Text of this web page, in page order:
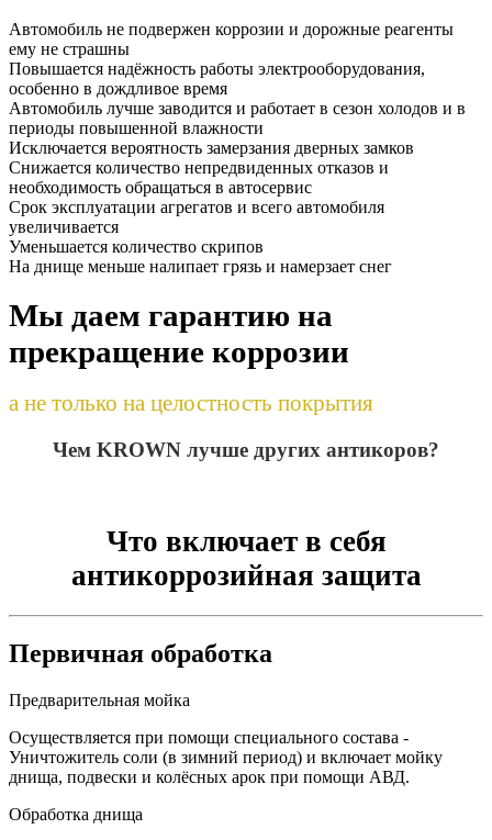
Автомобиль не подвержен коррозии и дорожные реагенты
ему не страшны
Повышается надёжность работы электрооборудования,
особенно в дождливое время
Автомобиль лучше заводится и работает в сезон холодов и в
периоды повышенной влажности
Исключается вероятность замерзания дверных замков
Снижается количество непредвиденных отказов и
необходимость обращаться в автосервис
Срок эксплуатации агрегатов и всего автомобиля
увеличивается
Уменьшается количество скрипов
На днище меньше налипает грязь и намерзает снег
Мы даем гарантию на
прекращение коррозии
а не только на целостность покрытия
Чем KROWN лучше других антикоров?
Что включает в себя
антикоррозийная защита
Первичная обработка
Предварительная мойка
Осуществляется при помощи специального состава -
Уничтожитель соли (в зимний период) и включает мойку
днища, подвески и колёсных арок при помощи АВД.
Обработка днища